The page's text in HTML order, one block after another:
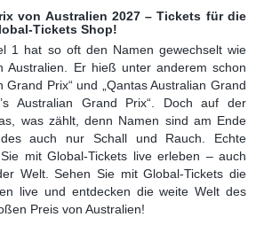
von Australien 2027 – Tickets für die
Tickets Shop!
1 hat so oft den Namen gewechselt wie
Australien. Er hieß unter anderem schon
Grand Prix“ und „Qantas Australian Grand
Australian Grand Prix“. Doch auf der
was zählt, denn Namen sind am Ende
auch nur Schall und Rauch. Echte
mit Global-Tickets live erleben – auch
Welt. Sehen Sie mit Global-Tickets die
live und entdecken die weite Welt des
Preis von Australien!